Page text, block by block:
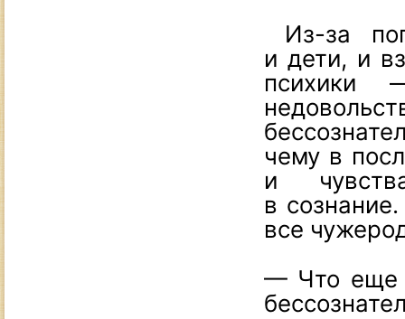
Из-за
и дети, и
психики
чему в
и
в
все
— Что еще